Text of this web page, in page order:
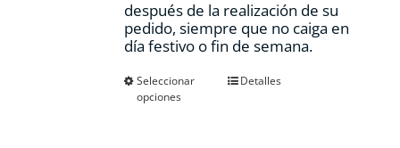
después de la realización de su
pedido, siempre que no caiga en
día festivo o fin de semana.
Seleccionar
opciones
EsteDetalles